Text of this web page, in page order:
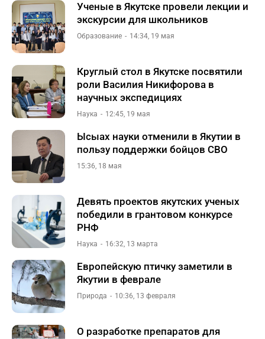
Ученые в Якутске провели лекции и
экскурсии для школьников
Образование 14:34, 19 мая
Круглый стол в Якутске посвятили
роли Василия Никифорова в
научных экспедициях
Наука 12:45, 19 мая
Ысыах науки отменили в Якутии в
пользу поддержки бойцов СВО
15:36, 18 мая
Девять проектов якутских ученых
победили в грантовом конкурсе
РНФ
Наука 16:32, 13 марта
Европейскую птичку заметили в
Якутии в феврале
Природа 10:36, 13 февраля
О разработке препаратов для